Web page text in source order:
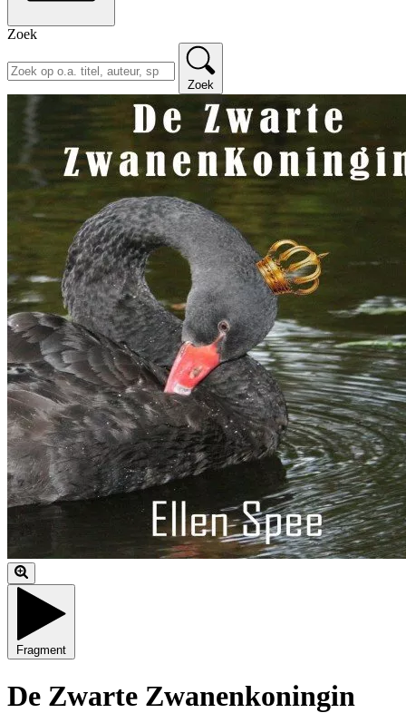
Zoek
Zoek
Fragment
De Zwarte Zwanenkoningin